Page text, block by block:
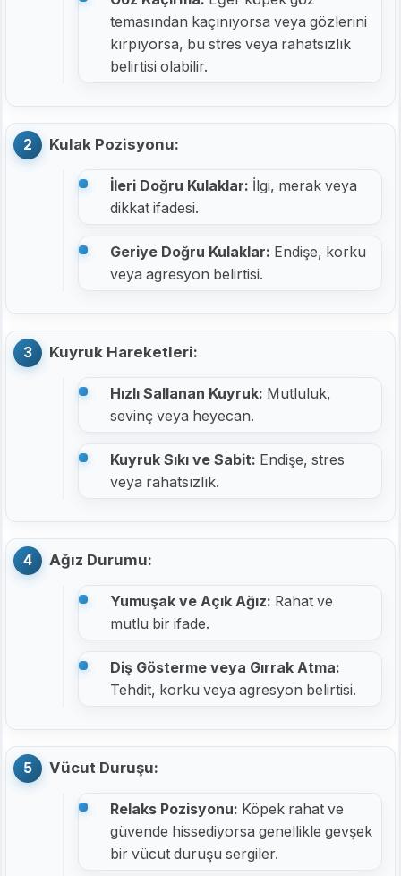
temasından kaçınıyorsa veya gözlerini
kırpıyorsa, bu stres veya rahatsızlık
belirtisi olabilir.
Kulak Pozisyonu:
İleri Doğru Kulaklar: İlgi, merak veya
dikkat ifadesi.
Geriye Doğru Kulaklar: Endişe, korku
veya agresyon belirtisi.
Kuyruk Hareketleri:
Hızlı Sallanan Kuyruk: Mutluluk,
sevinç veya heyecan.
Kuyruk Sıkı ve Sabit: Endişe, stres
veya rahatsızlık.
Ağız Durumu:
Yumuşak ve Açık Ağız: Rahat ve
mutlu bir ifade.
Diş Gösterme veya Gırrak Atma:
Tehdit, korku veya agresyon belirtisi.
Vücut Duruşu:
Relaks Pozisyonu: Köpek rahat ve
güvende hissediyorsa genellikle gevşek
bir vücut duruşu sergiler.